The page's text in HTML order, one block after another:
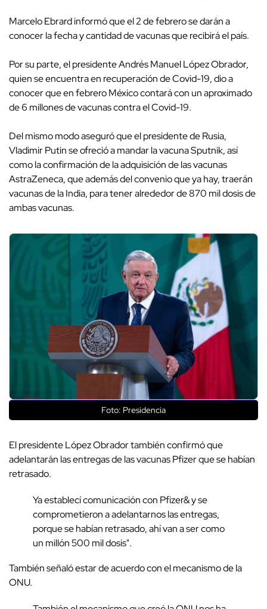
Marcelo Ebrard informó que el 2 de febrero se darán a
conocer la fecha y cantidad de vacunas que recibirá el país.
Por su parte, el presidente Andrés Manuel López Obrador,
quien se encuentra en recuperación de Covid-19, dio a
conocer que en febrero México contará con un aproximado
de 6 millones de vacunas contra el Covid-19.
Del mismo modo aseguró que el presidente de Rusia,
Vladimir Putin se ofreció a mandar la vacuna Sputnik, así
como la confirmación de la adquisición de las vacunas
AstraZeneca, que además del convenio que ya hay, traerán
vacunas de la India, para tener alrededor de 870 mil dosis de
ambas vacunas.
Foto: Presidencia
El presidente López Obrador también confirmó que
adelantarán las entregas de las vacunas Pfizer que se habían
retrasado.
Ya establecí comunicación con Pfizer& y se
comprometieron a adelantarnos las entregas,
porque se habían retrasado, ahí van a ser como
un millón 500 mil dosis".
También señaló estar de acuerdo con el mecanismo de la
ONU.